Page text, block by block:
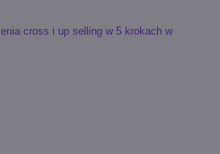
cross i up selling w 5 krokach w